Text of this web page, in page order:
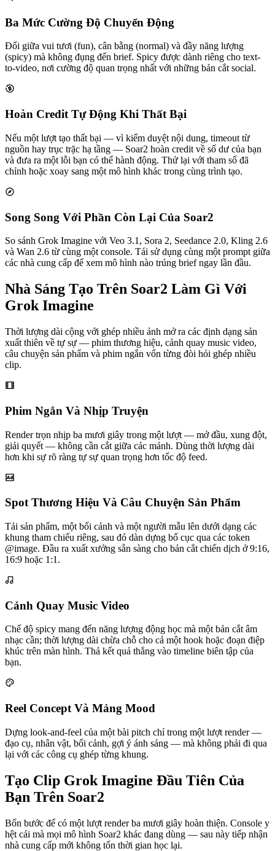
Ba Mức Cường Độ Chuyển Động
Đổi giữa vui tươi (fun), cân bằng (normal) và đầy năng lượng
(spicy) mà không đụng đến brief. Spicy được dành riêng cho text-
to-video, nơi cường độ quan trọng nhất với những bản cắt social.
Hoàn Credit Tự Động Khi Thất Bại
Nếu một lượt tạo thất bại — vì kiểm duyệt nội dung, timeout từ
nguồn hay trục trặc hạ tầng — Soar2 hoàn credit về số dư của bạn
và đưa ra một lỗi bạn có thể hành động. Thử lại với tham số đã
chỉnh hoặc xoay sang một mô hình khác trong cùng trình tạo.
Song Song Với Phần Còn Lại Của Soar2
So sánh Grok Imagine với Veo 3.1, Sora 2, Seedance 2.0, Kling 2.6
và Wan 2.6 từ cùng một console. Tái sử dụng cùng một prompt giữa
các nhà cung cấp để xem mô hình nào trúng brief ngay lần đầu.
Nhà Sáng Tạo Trên Soar2 Làm Gì Với
Grok Imagine
Thời lượng dài cộng với ghép nhiều ảnh mở ra các định dạng sản
xuất thiên về tự sự — phim thương hiệu, cảnh quay music video,
câu chuyện sản phẩm và phim ngắn vốn từng đòi hỏi ghép nhiều
clip.
Phim Ngắn Và Nhịp Truyện
Render trọn nhịp ba mươi giây trong một lượt — mở đầu, xung đột,
giải quyết — không cần cắt giữa các mảnh. Dùng thời lượng dài
hơn khi sự rõ ràng tự sự quan trọng hơn tốc độ feed.
Spot Thương Hiệu Và Câu Chuyện Sản Phẩm
Tải sản phẩm, một bối cảnh và một người mẫu lên dưới dạng các
khung tham chiếu riêng, sau đó dàn dựng bố cục qua các token
@image. Đầu ra xuất xưởng sẵn sàng cho bản cắt chiến dịch ở 9:16,
16:9 hoặc 1:1.
Cảnh Quay Music Video
Chế độ spicy mang đến năng lượng động học mà một bản cắt âm
nhạc cần; thời lượng dài chừa chỗ cho cả một hook hoặc đoạn điệp
khúc trên màn hình. Thả kết quả thẳng vào timeline biên tập của
bạn.
Reel Concept Và Mảng Mood
Dựng look-and-feel của một bài pitch chỉ trong một lượt render —
đạo cụ, nhân vật, bối cảnh, gợi ý ánh sáng — mà không phải đi qua
lại với các công cụ ghép từng khung.
Tạo Clip Grok Imagine Đầu Tiên Của
Bạn Trên Soar2
Bốn bước để có một lượt render ba mươi giây hoàn thiện. Console y
hệt cái mà mọi mô hình Soar2 khác đang dùng — sau này tiếp nhận
nhà cung cấp mới không tốn thời gian học lại.